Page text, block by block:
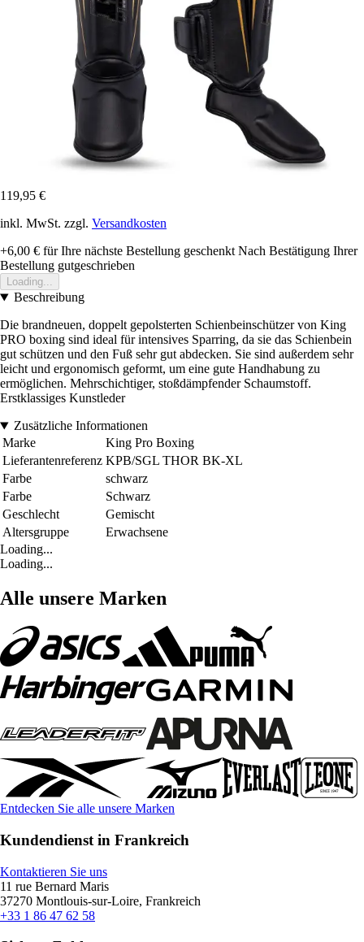
119,95 €
inkl. MwSt. zzgl. Versandkosten
+6,00 € für Ihre nächste Bestellung geschenkt Nach Bestätigung Ihrer
Bestellung gutgeschrieben
Loading...
Beschreibung
Die brandneuen, doppelt gepolsterten Schienbeinschützer von King
PRO boxing sind ideal für intensives Sparring, da sie das Schienbein
gut schützen und den Fuß sehr gut abdecken. Sie sind außerdem sehr
leicht und ergonomisch geformt, um eine gute Handhabung zu
ermöglichen. Mehrschichtiger, stoßdämpfender Schaumstoff.
Erstklassiges Kunstleder
Zusätzliche Informationen
Marke
King Pro Boxing
Lieferantenreferenz KPB/SGL THOR BK-XL
Farbe
schwarz
Farbe
Schwarz
Geschlecht
Gemischt
Altersgruppe
Erwachsene
Loading...
Loading...
Alle unsere Marken
Entdecken Sie alle unsere Marken
Kundendienst in Frankreich
Kontaktieren Sie uns
11 rue Bernard Maris
37270 Montlouis-sur-Loire, Frankreich
+33 1 86 47 62 58